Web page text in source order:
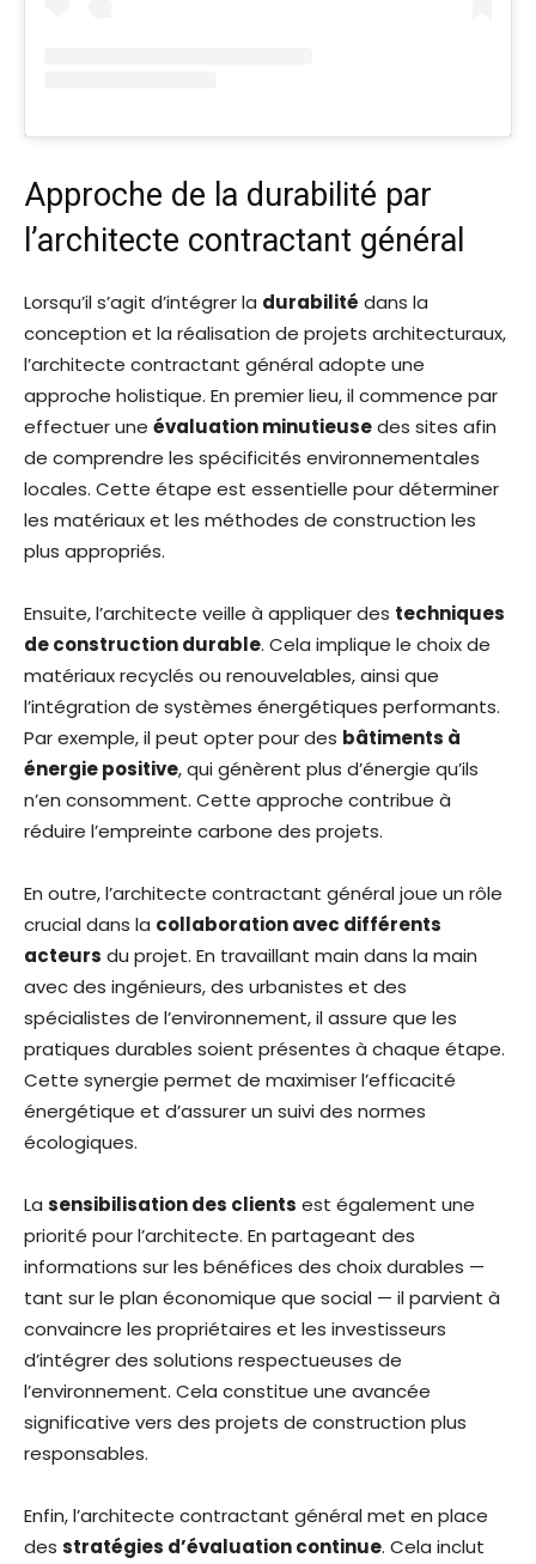
Approche de la durabilité par
l’architecte contractant général
Lorsqu’il s’agit d’intégrer la durabilité dans la
conception et la réalisation de projets architecturaux,
l’architecte contractant général adopte une
approche holistique. En premier lieu, il commence par
effectuer une évaluation minutieusedes sites afin
de comprendre les spécificités environnementales
locales. Cette étape est essentielle pour déterminer
les matériaux et les méthodes de construction les
plus appropriés.
Ensuite, l’architecte veille à appliquer des techniques
de construction durable. Cela implique le choix de
matériaux recyclés ou renouvelables, ainsi que
l’intégration de systèmes énergétiques performants.
Par exemple, il peut opter pour des bâtiments à
énergie positive, qui génèrent plus d’énergie qu’ils
n’en consomment. Cette approche contribue à
réduire l’empreinte carbone des projets.
En outre, l’architecte contractant général joue un rôle
crucial dans la collaboration avec différents
acteurs du projet. En travaillant main dans la main
avec des ingénieurs, des urbanistes et des
spécialistes de l’environnement, il assure que les
pratiques durables soient présentes à chaque étape.
Cette synergie permet de maximiser l’efficacité
énergétique et d’assurer un suivi des normes
écologiques.
La sensibilisation des clients est également une
priorité pour l’architecte. En partageant des
informations sur les bénéfices des choix durables —
tant sur le plan économique que social — il parvient à
convaincre les propriétaires et les investisseurs
d’intégrer des solutions respectueuses de
l’environnement. Cela constitue une avancée
significative vers des projets de construction plus
responsables.
Enfin, l’architecte contractant général met en place
des stratégies d’évaluation continue. Cela inclut